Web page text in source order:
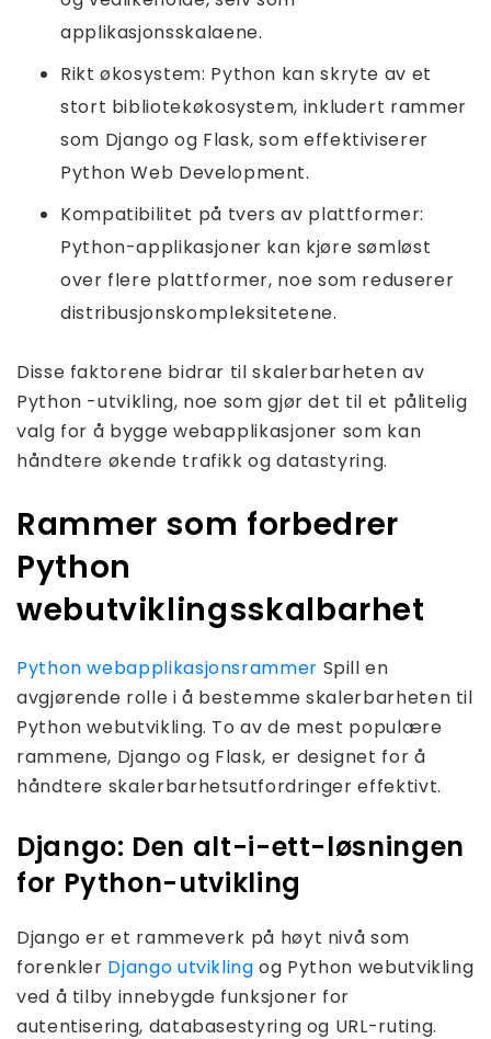
applikasjonsskalaene.
Rikt økosystem: Python kan skryte av et
stort bibliotekøkosystem, inkludert rammer
som Django og Flask, som effektiviserer
Python Web Development.
Kompatibilitet på tvers av plattformer:
Python-applikasjoner kan kjøre sømløst
over flere plattformer, noe som reduserer
distribusjonskompleksitetene.
Disse faktorene bidrar til skalerbarheten av
Python -utvikling, noe som gjør det til et pålitelig
valg for å bygge webapplikasjoner som kan
håndtere økende trafikk og datastyring.
Rammer som forbedrer
Python
webutviklingsskalbarhet
Python webapplikasjonsrammer Spill en
avgjørende rolle i å bestemme skalerbarheten til
Python webutvikling. To av de mest populære
rammene, Django og Flask, er designet for å
håndtere skalerbarhetsutfordringer effektivt.
Django: Den alt-i-ett-løsningen
for Python-utvikling
Django er et rammeverk på høyt nivå som
forenkler Django utvikling og Python webutvikling
ved å tilby innebygde funksjoner for
autentisering, databasestyring og URL-ruting.